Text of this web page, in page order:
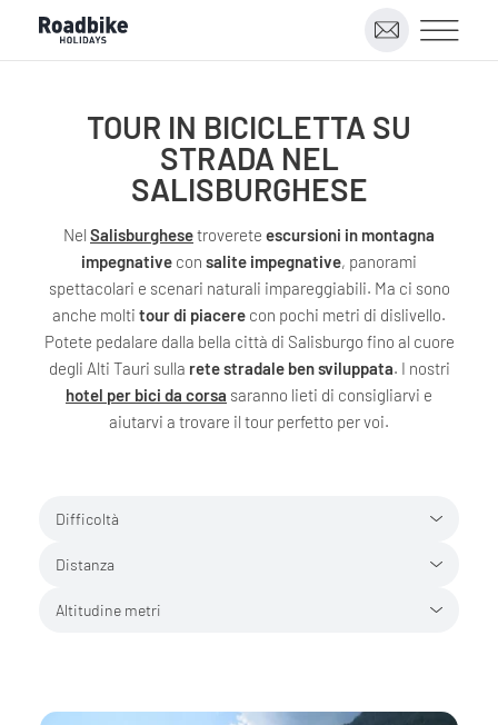
TOUR IN BICICLETTA SU
STRADA NEL
SALISBURGHESE
Nel Salisburghesetroverete escursioni in montagna
impegnative con salite impegnative, panorami
spettacolari e scenari naturali impareggiabili. Ma ci sono
anche molti tour di piacere con pochi metri di dislivello.
Potete pedalare dalla bella città di Salisburgo fino al cuore
degli Alti Tauri sulla rete stradale ben sviluppata. I nostri
hotel per bici da corsa saranno lieti di consigliarvi e
aiutarvi a trovare il tour perfetto per voi.
Difficoltà
Distanza
Altitudine metri